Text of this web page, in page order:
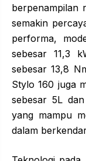
berpenampilan
semakin
performa,
sebesar 11,3
sebesar 13,8
Stylo 160 juga
sebesar 5L
yang mampu
dalam